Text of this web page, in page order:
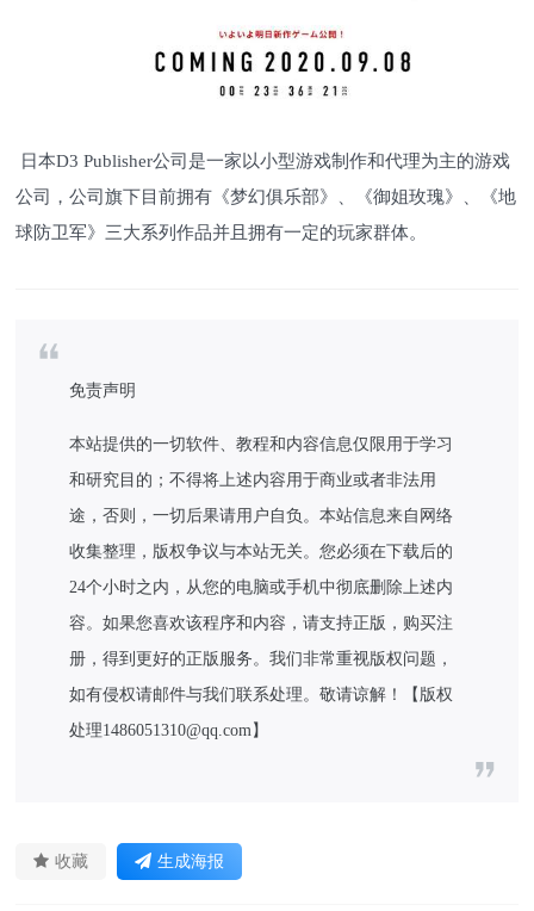
日本D3 Publisher公司是一家以小型游戏制作和代理为主的游戏
公司，公司旗下目前拥有《梦幻俱乐部》、《御姐玫瑰》、《地
球防卫军》三大系列作品并且拥有一定的玩家群体。
免责声明
本站提供的一切软件、教程和内容信息仅限用于学习
和研究目的；不得将上述内容用于商业或者非法用
途，否则，一切后果请用户自负。本站信息来自网络
收集整理，版权争议与本站无关。您必须在下载后的
24个小时之内，从您的电脑或手机中彻底删除上述内
容。如果您喜欢该程序和内容，请支持正版，购买注
册，得到更好的正版服务。我们非常重视版权问题，
如有侵权请邮件与我们联系处理。敬请谅解！【版权
处理1486051310@qq.com】
收藏 生成海报